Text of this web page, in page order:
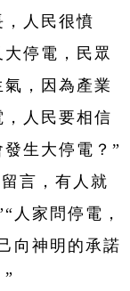
人民很憤
停電，民眾
，因為產業
人民要相信
生大停電？”
言，有人就
人家問停電，
向神明的承諾